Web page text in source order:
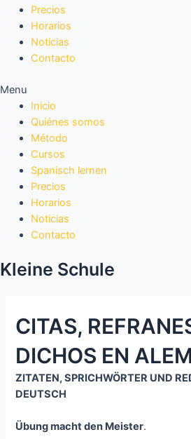
Precios
Horarios
Noticias
Contacto
Menu
Inicio
Quiénes somos
Método
Cursos
Spanisch lernen
Precios
Horarios
Noticias
Contacto
Kleine Schule
CITAS,
DICHOS EN
ZITATEN, SPRICHWÖRTER UND
DEUTSCH
Übung macht den Meister.